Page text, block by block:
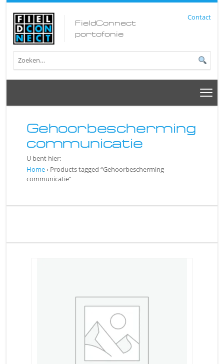
FieldConnect
portofonie
Contact
Gehoorbescherming
communicatie
U bent hier:
Home› Products tagged “Gehoorbescherming
communicatie”